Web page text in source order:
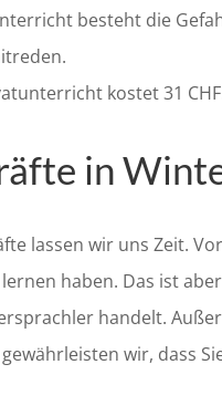
besteht die
kostet 31
in
lassen wir uns Zeit.
haben. Das ist
handelt.
wir, dass